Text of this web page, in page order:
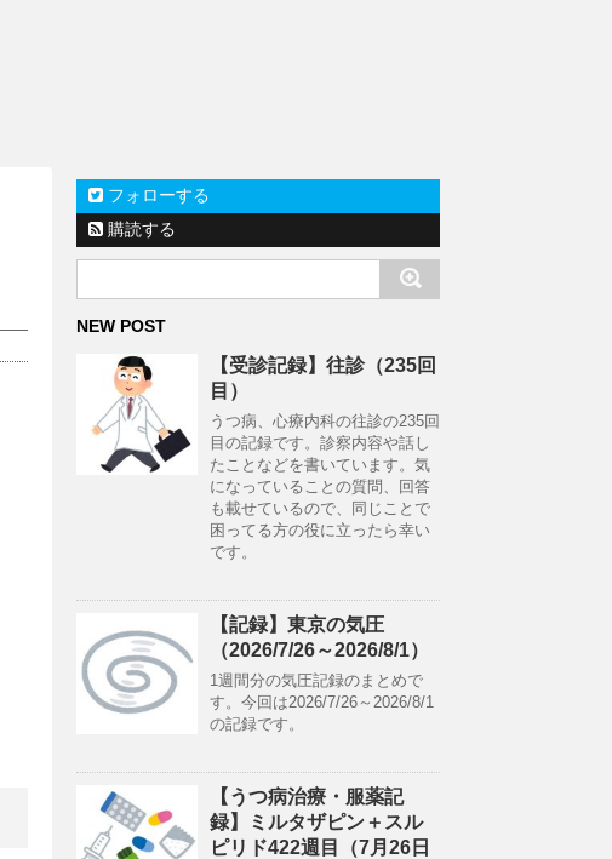
フォローする
購読する
NEW POST
【受診記録】往診（235回
目）
うつ病、心療内科の往診の235回
目の記録です。診察内容や話し
たことなどを書いています。気
になっていることの質問、回答
も載せているので、同じことで
困ってる方の役に立ったら幸い
です。
【記録】東京の気圧
（2026/7/26～2026/8/1）
1週間分の気圧記録のまとめで
す。今回は2026/7/26～2026/8/1
の記録です。
【うつ病治療・服薬記
録】ミルタザピン＋スル
ピリド422週目（7月26日